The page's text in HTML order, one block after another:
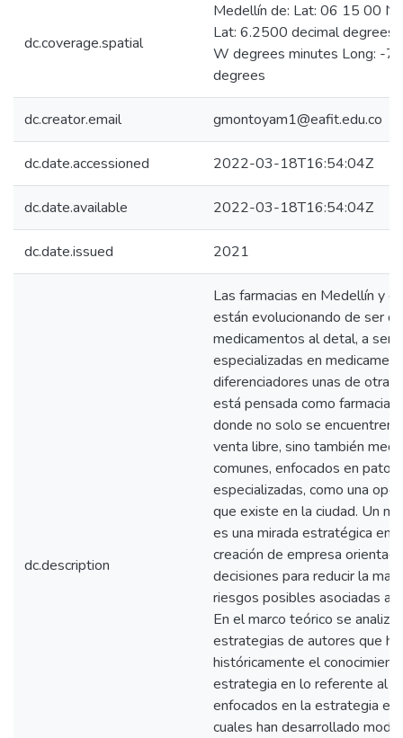
dc.coverage.spatial
Medellín de: Lat: 06 15 00 N
Lat: 6.2500 decimal
W degrees minutes Long: -
degrees
dc.creator.email gmontoyam1@eafit.edu.co
dc.date.accessioned 2022-03-18T16:54:04Z
dc.date.available 2022-03-18T16:54:04Z
dc.date.issued 2021
dc.description
Las farmacias en Medellín y
están evolucionando de ser
medicamentos al detal, a ser
especializadas en
diferenciadores unas de
está pensada como farmacia
donde no solo se encuentren
venta libre, sino también
comunes, enfocados en
especializadas, como una
que existe en la ciudad. Un
es una mirada estratégica en
creación de empresa
decisiones para reducir la
riesgos posibles asociadas al
En el marco teórico se
estrategias de autores que
históricamente el
estrategia en lo referente al
enfocados en la estrategia
cuales han desarrollado